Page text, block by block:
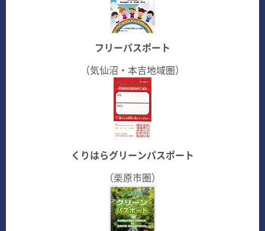
フリーパスポート
（気仙沼・本吉地域圏）
くりはらグリーンパスポート
（栗原市圏）